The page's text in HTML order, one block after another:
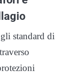
standard di